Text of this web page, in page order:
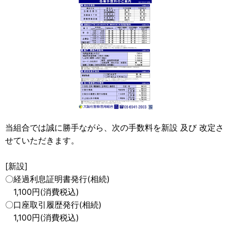
当組合では誠に勝手ながら、次の手数料を新設 及び 改定さ
せていただきます。
[新設]
〇経過利息証明書発行(相続)
1,100円(消費税込)
〇口座取引履歴発行(相続)
1,100円(消費税込)